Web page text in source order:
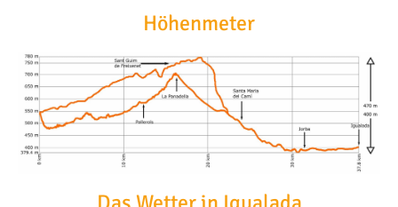
Höhenmeter